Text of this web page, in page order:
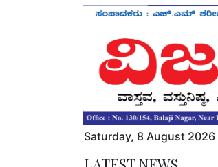
Saturday, 8 August 2026